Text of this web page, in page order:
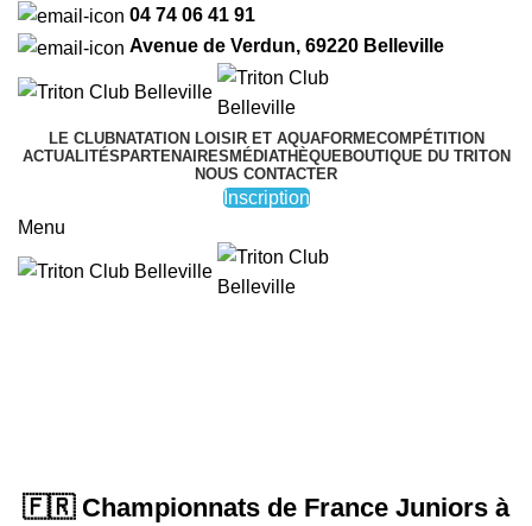
04 74 06 41 91
Avenue de Verdun, 69220 Belleville
LE CLUBNATATION LOISIR ET AQUAFORMECOMPÉTITION
ACTUALITÉSPARTENAIRESMÉDIATHÈQUEBOUTIQUE DU TRITON
NOUS CONTACTER
Inscription
Menu
🇫🇷 Championnats de France Juniors à